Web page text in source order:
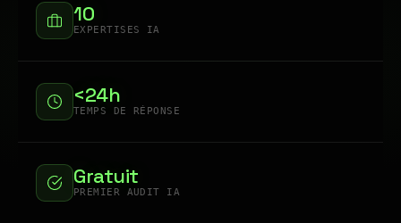
10
EXPERTISES IA
<24h
TEMPS DE RÉPONSE
Gratuit
PREMIER AUDIT IA